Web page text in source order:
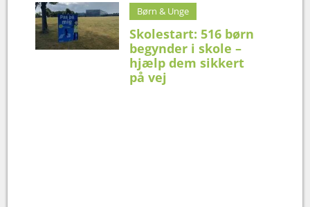
Børn & Unge
Skolestart: 516 børn
begynder i skole –
hjælp dem sikkert
på vej